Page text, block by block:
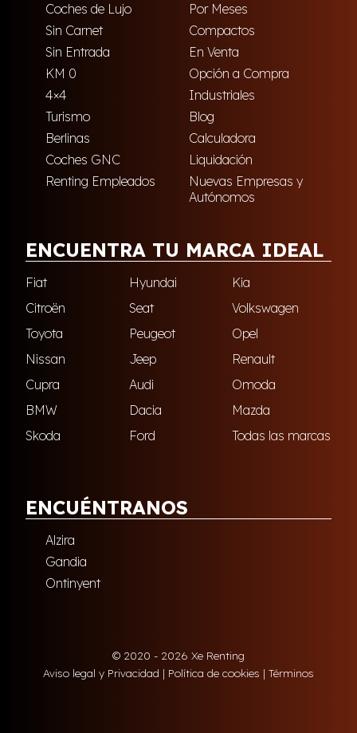
Coches de Lujo
Por Meses
Sin Carnet
Compactos
Sin Entrada
En Venta
KM 0
Opción a Compra
4×4
Industriales
Turismo
Blog
Berlinas
Calculadora
Coches GNC
Liquidación
Renting Empleados
Nuevas Empresas y
Autónomos
ENCUENTRA TU MARCA IDEAL
Fiat Hyundai
Kia
Citroën
Seat
Volkswagen
Toyota
Peugeot
Opel
Nissan
Jeep
Renault
Cupra
Audi
Omoda
BMW
Dacia
Mazda
Skoda
Ford Todas las marcas
ENCUÉNTRANOS
Alzira
Gandia
Ontinyent
© 2020 - 2026 Xe Renting
Aviso legal y Privacidad | Política de cookies | Términos